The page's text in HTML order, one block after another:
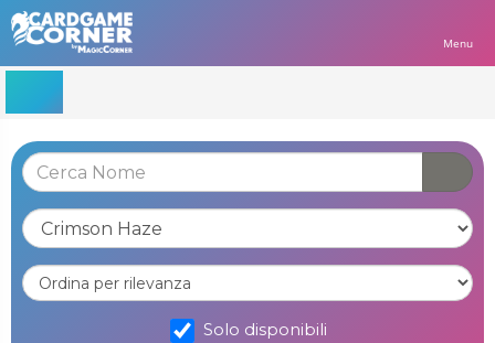
Menu
Solo disponibili